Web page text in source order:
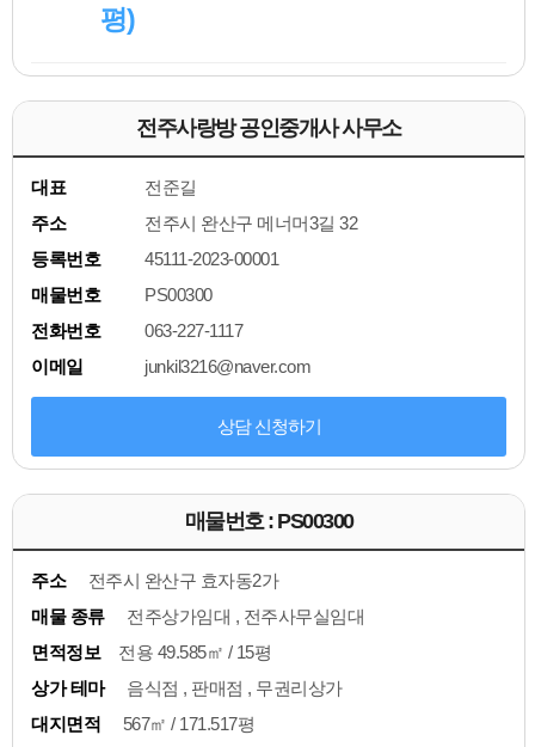
평)
전주사랑방 공인중개사 사무소
대표
전준길
주소
전주시 완산구 메너머3길 32
등록번호
45111-2023-00001
매물번호
PS00300
전화번호
063-227-1117
이메일
junkil3216@naver.com
상담 신청하기
매물번호 : PS00300
주소
전주시 완산구 효자동2가
매물 종류
전주상가임대 , 전주사무실임대
면적정보
전용 49.585㎡ / 15평
상가 테마
음식점 , 판매점 , 무권리상가
대지면적
567㎡ / 171.517평